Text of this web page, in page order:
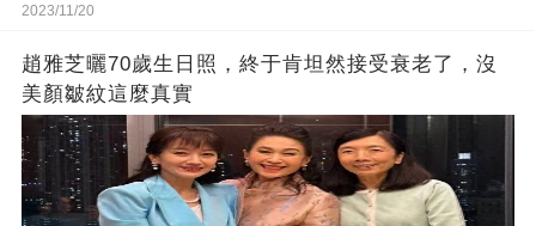
2023/11/20
趙雅芝曬70歲生日照，終于肯坦然接受衰老了，沒
美顏皺紋這麼真實